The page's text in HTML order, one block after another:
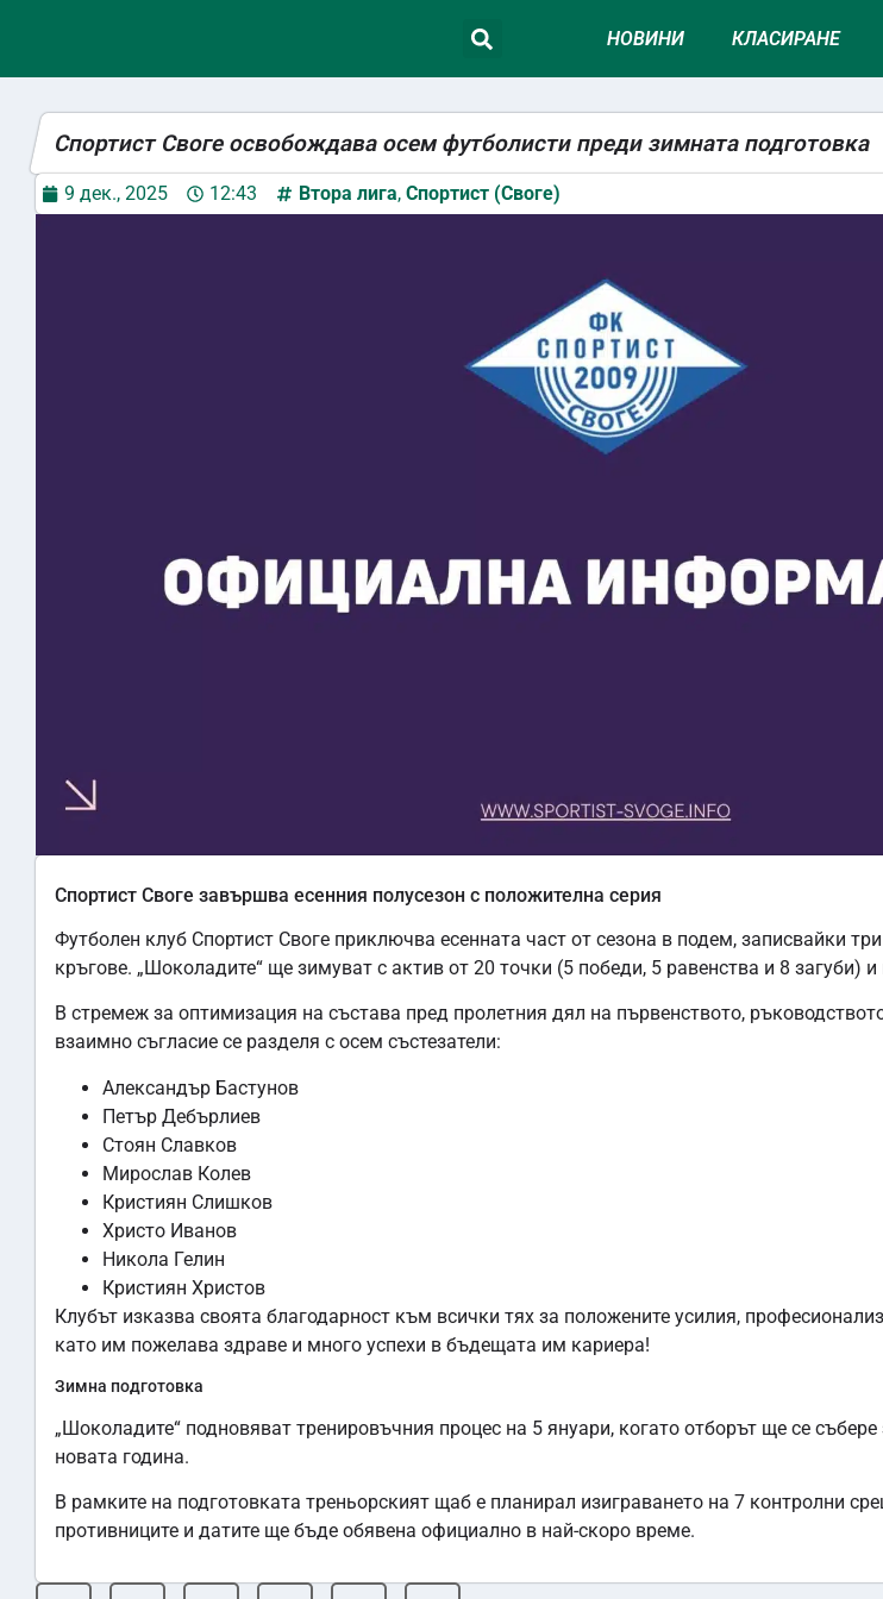
НОВИНИ КЛАСИРАНЕ
Спортист Своге освобождава осем футболисти преди зимната подготовка
9 дек., 2025 12:43 Втора лига, Спортист (Своге)
Спортист Своге завършва есенния полусезон с положителна серия
Футболен клуб Спортист Своге приключва есенната част от сезона в подем, записвайки
кръгове. „Шоколадите“ ще зимуват с актив от 20 точки (5 победи, 5 равенства и 8 загуби)
В стремеж за оптимизация на състава пред пролетния дял на първенството,
взаимно съгласие се разделя с осем състезатели:
Александър Бастунов
Петър Дебърлиев
Стоян Славков
Мирослав Колев
Кристиян Слишков
Христо Иванов
Никола Гелин
Кристиян Христов
Клубът изказва своята благодарност към всички тях за положените усилия,
като им пожелава здраве и много успехи в бъдещата им кариера!
Зимна подготовка
„Шоколадите“ подновяват тренировъчния процес на 5 януари, когато отборът ще се
новата година.
В рамките на подготовката треньорският щаб е планирал изиграването на 7 контролни
противниците и датите ще бъде обявена официално в най-скоро време.